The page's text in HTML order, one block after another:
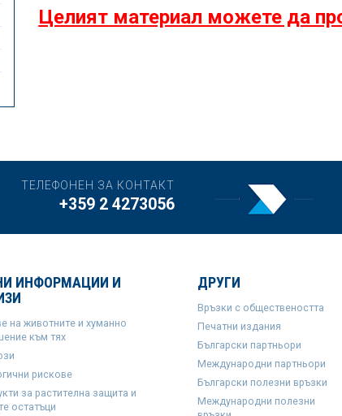
Целият материал можете да
ТЕЛЕФОНЕН ЗА КОНТАКТ
+359 2 4273056
ИНФОРМАЦИИ И
на животните и хуманно
към тях
рискове
за растителна защита и
остатъци
ДРУГИ
Връзки с обществеността
Печатни издания
Български партньори
Международни партньори
Български полезни връзки
Международни полезни